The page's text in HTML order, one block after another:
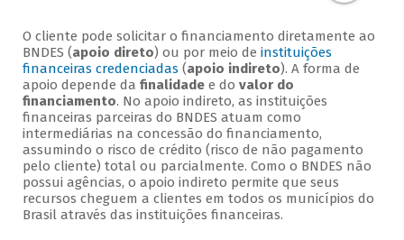
O cliente pode solicitar o financiamento diretamente ao
BNDES (apoio direto) ou por meio de instituições
financeiras credenciadas (apoio indireto). A forma de
apoio depende da finalidadee do valor do
financiamento. No apoio indireto, as instituições
financeiras parceiras do BNDES atuam como
intermediárias na concessão do financiamento,
assumindo o risco de crédito (risco de não pagamento
pelo cliente) total ou parcialmente. Como o BNDES não
possui agências, o apoio indireto permite que seus
recursos cheguem a clientes em todos os municípios do
Brasil através das instituições financeiras.